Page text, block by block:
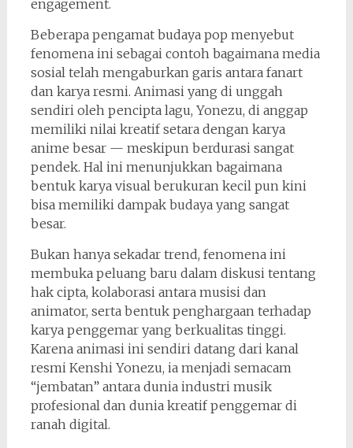
engagement.
Beberapa pengamat budaya pop menyebut
fenomena ini sebagai contoh bagaimana media
sosial telah mengaburkan garis antara fanart
dan karya resmi. Animasi yang di unggah
sendiri oleh pencipta lagu, Yonezu, di anggap
memiliki nilai kreatif setara dengan karya
anime besar — meskipun berdurasi sangat
pendek. Hal ini menunjukkan bagaimana
bentuk karya visual berukuran kecil pun kini
bisa memiliki dampak budaya yang sangat
besar.
Bukan hanya sekadar trend, fenomena ini
membuka peluang baru dalam diskusi tentang
hak cipta, kolaborasi antara musisi dan
animator, serta bentuk penghargaan terhadap
karya penggemar yang berkualitas tinggi.
Karena animasi ini sendiri datang dari kanal
resmi Kenshi Yonezu, ia menjadi semacam
“jembatan” antara dunia industri musik
profesional dan dunia kreatif penggemar di
ranah digital.